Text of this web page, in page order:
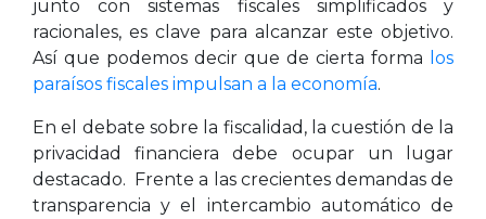
junto con sistemas fiscales simplificados y
racionales, es clave para alcanzar este objetivo.
Así que podemos decir que de cierta forma
los
paraísos fiscales impulsan a la economía.
En el debate sobre la fiscalidad, la cuestión de la
privacidad financiera debe ocupar un lugar
destacado. Frente a las crecientes demandas de
transparencia y el intercambio automático de